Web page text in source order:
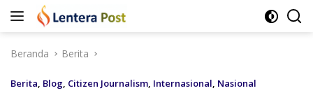
Langsung
Beranda
Berita
Berita, Blog, Citizen Journalism, Internasional, Nasional